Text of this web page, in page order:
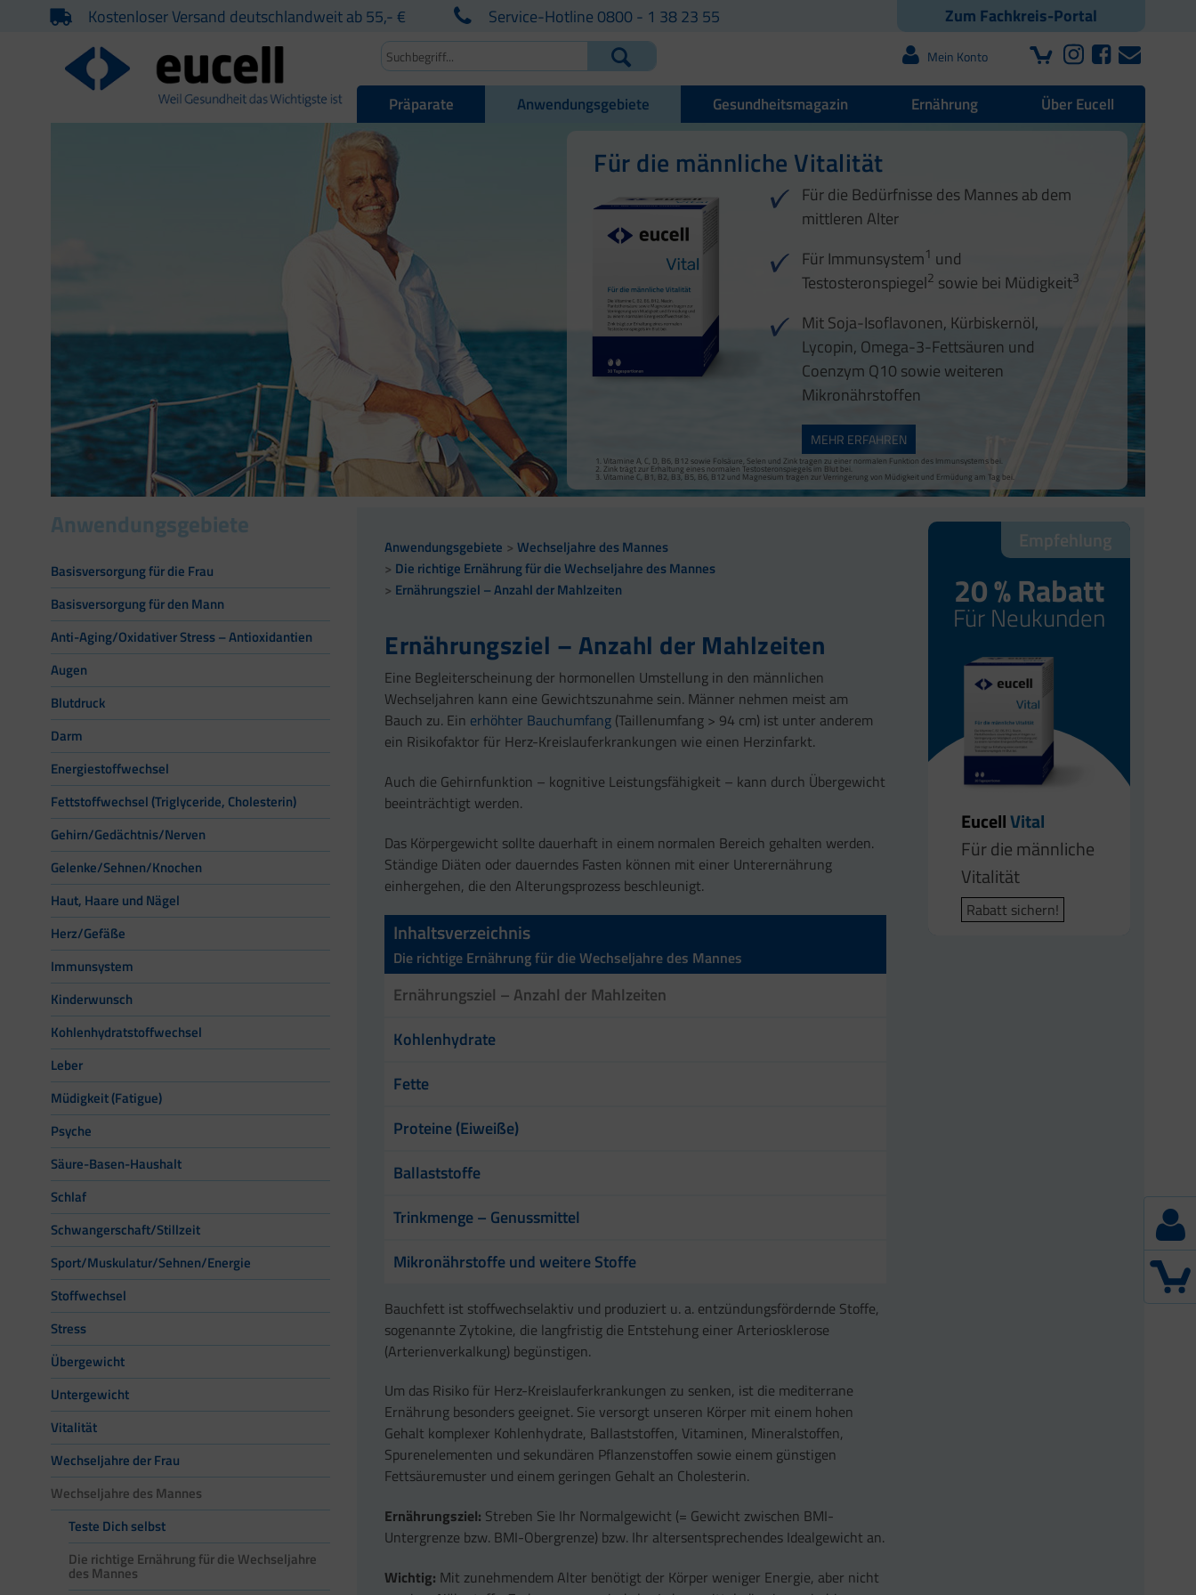
Zum Fachkreis-Portal
Kostenloser Versand deutschlandweit ab 55,- € Service-Hotline 0800 - 1 38 23 55
Mein Konto
Präparate Anwendungsgebiete Gesundheitsmagazin Ernährung Über Eucell
Für die männliche Vitalität
Für die Bedürfnisse des Mannes ab dem
mittleren Alter
Für Immunsystem1 und
Testosteronspiegel2 sowie bei Müdigkeit3
Mit Soja-Isoflavonen, Kürbiskernöl,
Lycopin, Omega-3-Fettsäuren und
Coenzym Q10 sowie weiteren
Mikronährstoffen
MEHR ERFAHREN
Vitamine A, C, D, B6, B12 sowie Folsäure, Selen und Zink tragen zu einer normalen Funktion des Immunsystems bei.
Zink trägt zur Erhaltung eines normalen Testosteronspiegels im Blut bei.
Vitamine C, B1, B2, B3, B5, B6, B12 und Magnesium tragen zur Verringerung von Müdigkeit und Ermüdung am Tag bei.
Anwendungsgebiete
Basisversorgung für die Frau
Basisversorgung für den Mann
Anti-Aging/Oxidativer Stress – Antioxidantien
Augen
Blutdruck
Darm
Energiestoffwechsel
Fettstoffwechsel (Triglyceride, Cholesterin)
Gehirn/Gedächtnis/Nerven
Gelenke/Sehnen/Knochen
Haut, Haare und Nägel
Herz/Gefäße
Immunsystem
Kinderwunsch
Kohlenhydratstoffwechsel
Leber
Müdigkeit (Fatigue)
Psyche
Säure-Basen-Haushalt
Schlaf
Schwangerschaft/Stillzeit
Sport/Muskulatur/Sehnen/Energie
Stoffwechsel
Stress
Übergewicht
Untergewicht
Vitalität
Wechseljahre der Frau
Wechseljahre des Mannes
Teste Dich selbst
Die richtige Ernährung für die Wechseljahre
des Mannes
Anwendungsgebiete
Wechseljahre des Mannes
Die richtige Ernährung für die Wechseljahre des Mannes
Ernährungsziel – Anzahl der Mahlzeiten
Ernährungsziel – Anzahl der Mahlzeiten
Eine Begleiterscheinung der hormonellen Umstellung in den männlichen
Wechseljahren kann eine Gewichtszunahme sein. Männer nehmen meist am
Bauch zu. Ein erhöhter Bauchumfang (Taillenumfang > 94 cm) ist unter anderem
ein Risikofaktor für Herz-Kreislauferkrankungen wie einen Herzinfarkt.
Auch die Gehirnfunktion – kognitive Leistungsfähigkeit – kann durch Übergewicht
beeinträchtigt werden.
Das Körpergewicht sollte dauerhaft in einem normalen Bereich gehalten werden.
Ständige Diäten oder dauerndes Fasten können mit einer Unterernährung
einhergehen, die den Alterungsprozess beschleunigt.
Inhaltsverzeichnis
Die richtige Ernährung für die Wechseljahre des Mannes
Ernährungsziel – Anzahl der Mahlzeiten
Kohlenhydrate
Fette
Proteine (Eiweiße)
Ballaststoffe
Trinkmenge – Genussmittel
Mikronährstoffe und weitere Stoffe
Bauchfett ist stoffwechselaktiv und produziert u. a. entzündungsfördernde Stoffe,
sogenannte Zytokine, die langfristig die Entstehung einer Arteriosklerose
(Arterienverkalkung) begünstigen.
Um das Risiko für Herz-Kreislauferkrankungen zu senken, ist die mediterrane
Ernährung besonders geeignet. Sie versorgt unseren Körper mit einem hohen
Gehalt komplexer Kohlenhydrate, Ballaststoffen, Vitaminen, Mineralstoffen,
Spurenelementen und sekundären Pflanzenstoffen sowie einem günstigen
Fettsäuremuster und einem geringen Gehalt an Cholesterin.
Ernährungsziel: Streben Sie Ihr Normalgewicht (= Gewicht zwischen BMI-
Untergrenze bzw. BMI-Obergrenze) bzw. Ihr altersentsprechendes Idealgewicht an.
Wichtig: Mit zunehmendem Alter benötigt der Körper weniger Energie, aber nicht
Empfehlung
20 % Rabatt
Für Neukunden
EucellVital
Für die männliche
Vitalität
Rabatt sichern!